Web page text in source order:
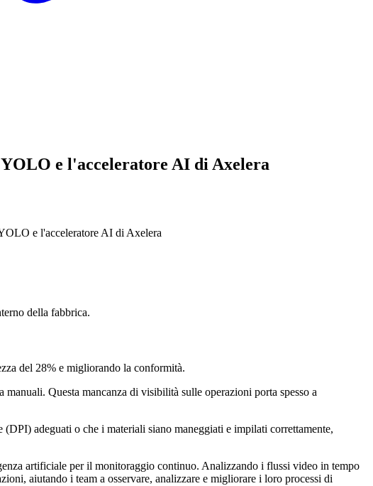
e l'acceleratore AI di Axelera
e l'acceleratore AI di Axelera
della fabbrica.
del 28% e migliorando la conformità.
Questa mancanza di visibilità sulle operazioni porta spesso a
adeguati o che i materiali siano maneggiati e impilati correttamente,
artificiale per il monitoraggio continuo. Analizzando i flussi video in tempo
aiutando i team a osservare, analizzare e migliorare i loro processi di